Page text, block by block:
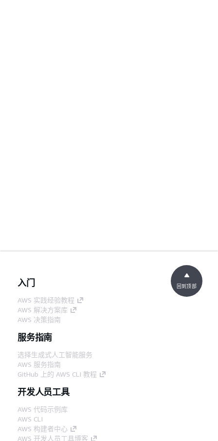
入门
AWS 实践经验教程
AWS 解决方案库
AWS 决策指南
服务指南
选择生成式人工智能服务
AWS 服务指南
GitHub 上的 AWS CLI 教程
开发人员工具
AWS 代码示例库
AWS CLI
AWS 构建者中心
AWS 开发人员工具博客
回到顶部